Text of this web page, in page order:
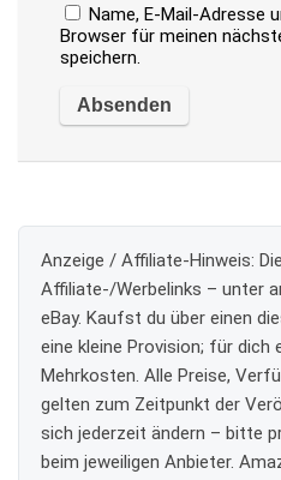
Name, E-Mail-Adresse
Browser für meinen
speichern.
Anzeige / Affiliate-Hinweis:
Affiliate-/Werbelinks – unter
eBay. Kaufst du über einen
eine kleine Provision; für dich
Mehrkosten. Alle Preise,
gelten zum Zeitpunkt der
sich jederzeit ändern – bitte
beim jeweiligen Anbieter.